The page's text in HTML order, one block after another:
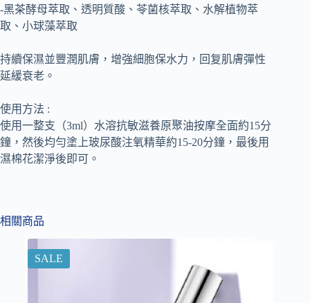
-黑茶酵母萃取、透明質酸、苓菌核萃取、水解植物萃
取、小球藻萃取
持續保濕並豐潤肌膚，增強細胞保水力，回复肌膚彈性
延緩衰老。
使用方法 :
使用一整支（3ml）水溶抗敏滋養原聚油按摩全面約15分
鐘，然後均勻塗上玻尿酸注氧精華約15-20分鐘，最後用
濕棉花潔淨後即可。
相關商品
SALE